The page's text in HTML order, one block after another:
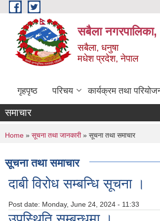
Skip to main content
सबैला नगरपालिका,
सबैला, धनुषा
मधेश प्रदेश, नेपाल
गृहपृष्ठ परिचय कार्यक्रम तथा
समाचार
You are here
Home » सूचना तथा जानकारी» सूचना तथा समाचार
सूचना तथा समाचार
दाबी विरोध सम्बन्धि सूचना ।
Post date: Monday, June 24, 2024 - 11:33